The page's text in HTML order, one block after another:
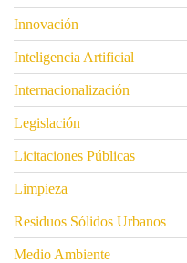
Innovación
Inteligencia Artificial
Internacionalización
Legislación
Licitaciones Públicas
Limpieza
Residuos Sólidos Urbanos
Medio Ambiente